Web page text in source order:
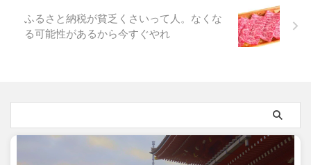
ふるさと納税が貧乏くさいって人。なくな
る可能性があるから今すぐやれ